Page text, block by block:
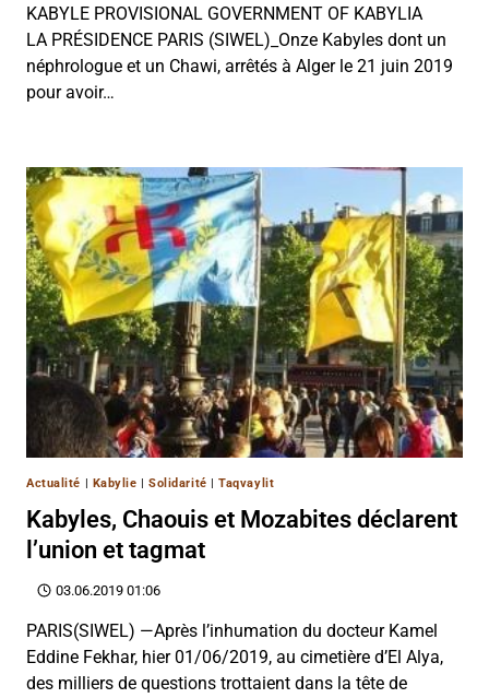
KABYLE PROVISIONAL GOVERNMENT OF KABYLIA
LA PRÉSIDENCE PARIS (SIWEL)_Onze Kabyles dont un
néphrologue et un Chawi, arrêtés à Alger le 21 juin 2019
pour avoir…
Actualité Kabylie |Solidarité |Taqvaylit
Kabyles, Chaouis et Mozabites déclarent
l’union et tagmat
03.06.2019 01:06
PARIS(SIWEL) —Après l’inhumation du docteur Kamel
Eddine Fekhar, hier 01/06/2019, au cimetière d’El Alya,
des milliers de questions trottaient dans la tête de